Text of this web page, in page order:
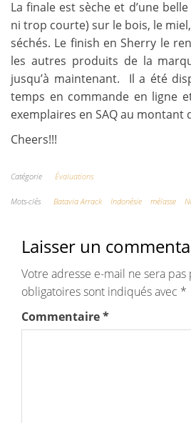
La finale est sèche et d’une
ni trop courte) sur le bois, le
séchés. Le finish en Sherry le
les autres produits de la
jusqu’à maintenant. Il a été
temps en commande en ligne
exemplaires en SAQ au montant
Cheers!!!
Catégorie Évaluations
Mots-clés Batavia Arrack Indonésie mélasse
Laisser un
Votre adresse e-mail ne sera
obligatoires sont indiqués avec *
Commentaire*